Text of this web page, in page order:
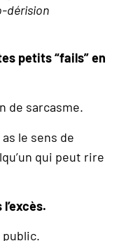
dérision
petits “fails” en
de sarcasme.
le sens de
qui peut rire
public.